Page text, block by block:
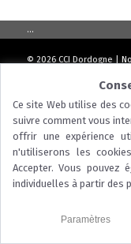
...
© 2026 CCI Dordogne |
Ce site Web utilise des
suivre comment vous
offrir une expérience
n'utiliserons les
Accepter. Vous pouvez
individuelles à partir des
Paramètres